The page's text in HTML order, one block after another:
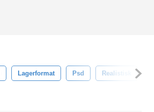
Lagerformat Psd Realistisk